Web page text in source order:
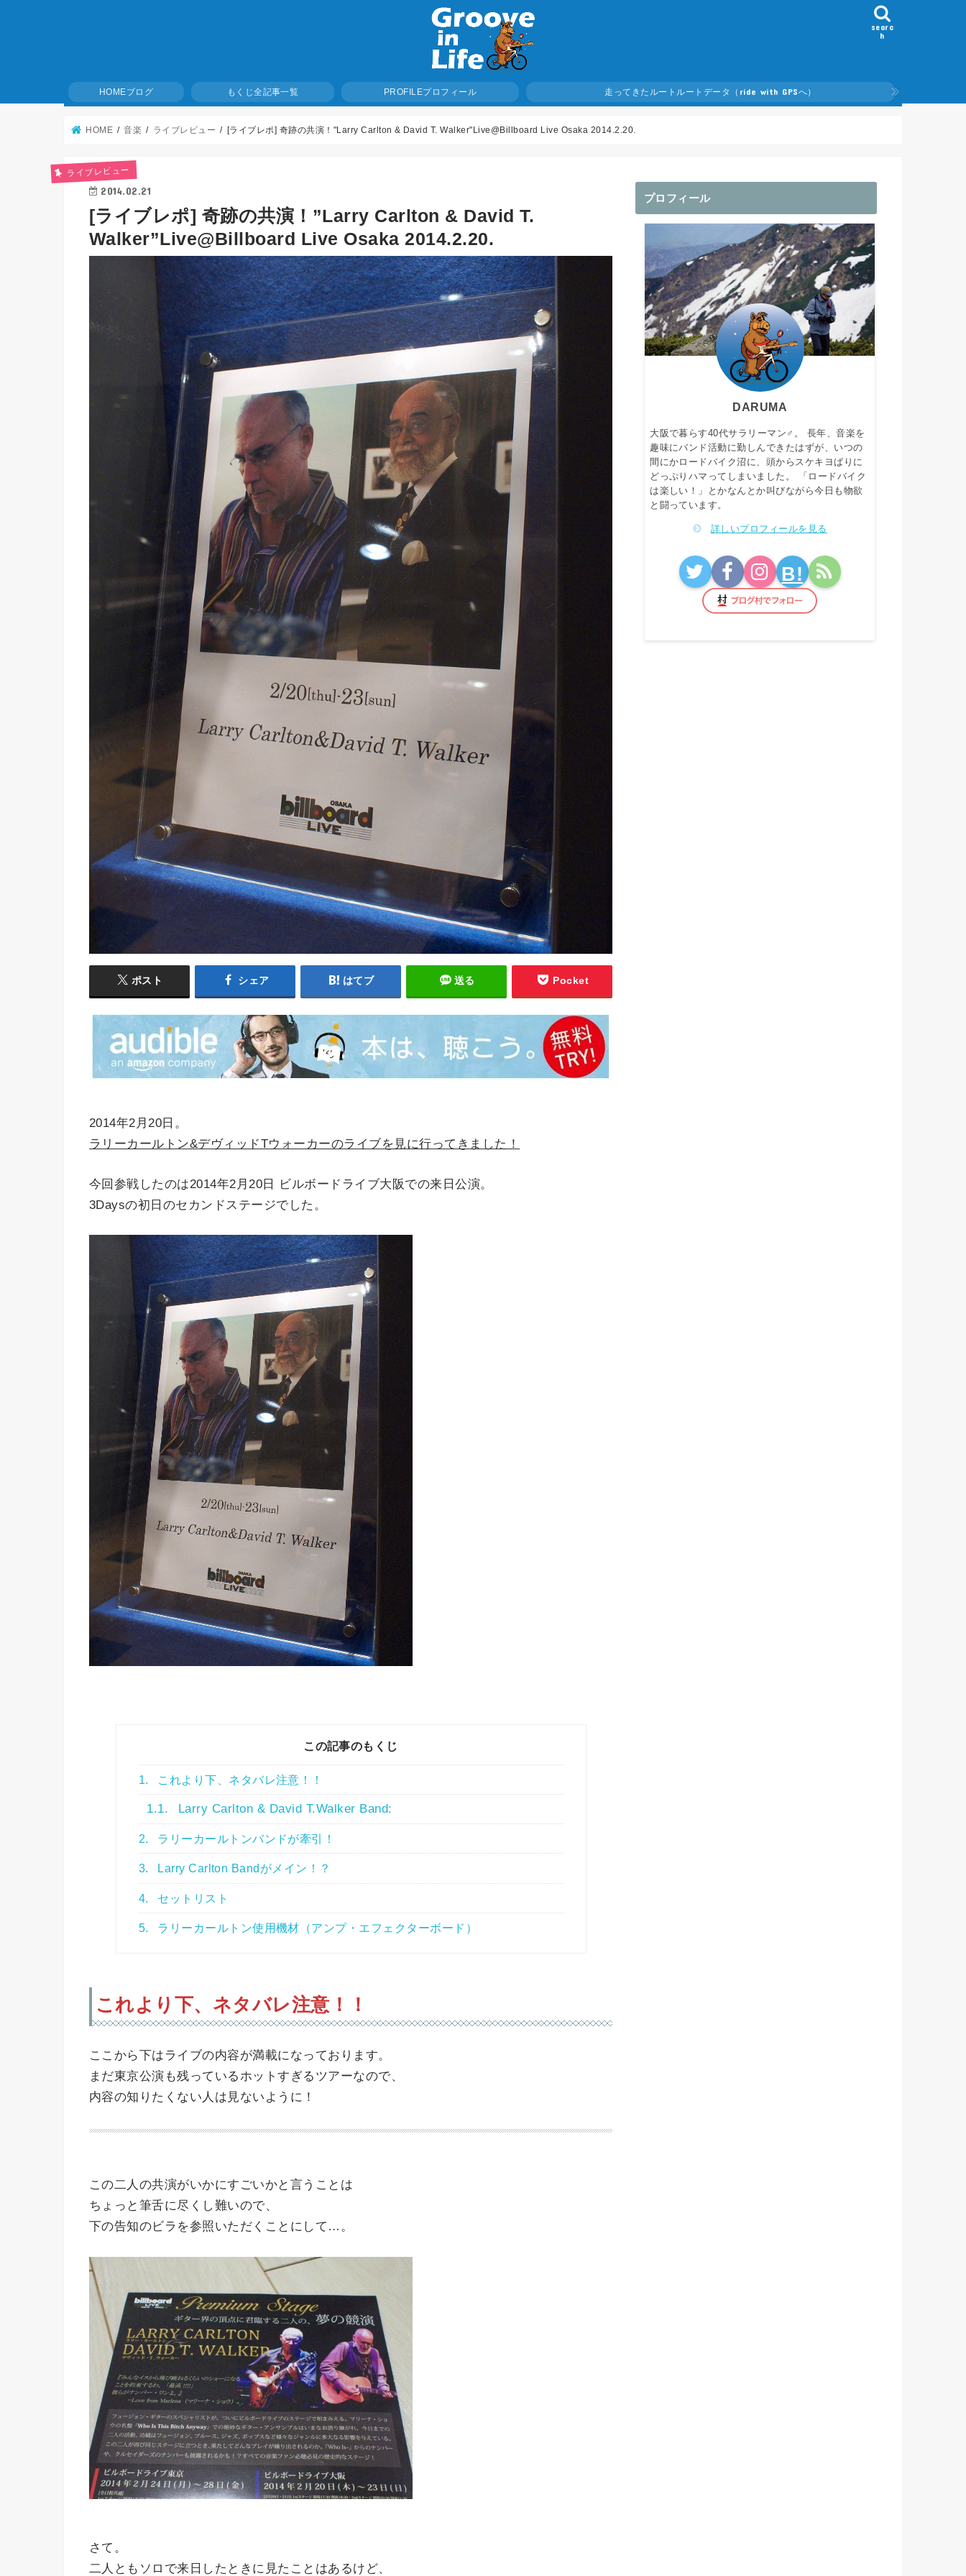
searc
h
HOMEブログ もくじ全記事一覧 PROFILEプロフィール 走ってきたルート ルートデータ（ride with GPSへ）
HOME 音楽 ライブレビュー [ライブレポ] 奇跡の共演！"Larry Carlton & David T. Walker"Live@Billboard Live Osaka 2014.2.20.
ライブレビュー
2014.02.21
[ライブレポ] 奇跡の共演！”Larry Carlton & David T.
Walker”Live@Billboard Live Osaka 2014.2.20.
ポスト シェア はてブ 送る Pocket
2014年2月20日。
ラリーカールトン&デヴィッドTウォーカーのライブを見に行ってきました！
今回参戦したのは2014年2月20日 ビルボードライブ大阪での来日公演。
3Daysの初日のセカンドステージでした。
この記事のもくじ
1. これより下、ネタバレ注意！！
1.1. Larry Carlton & David T.Walker Band:
2. ラリーカールトンバンドが牽引！
3. Larry Carlton Bandがメイン！？
4. セットリスト
5. ラリーカールトン使用機材（アンプ・エフェクターボード）
これより下、ネタバレ注意！！
ここから下はライブの内容が満載になっております。
まだ東京公演も残っているホットすぎるツアーなので、
内容の知りたくない人は見ないように！
この二人の共演がいかにすごいかと言うことは
ちょっと筆舌に尽くし難いので、
下の告知のビラを参照いただくことにして…。
さて。
二人ともソロで来日したときに見たことはあるけど、
プロフィール
DARUMA
大阪で暮らす40代サラリーマン♂。 長年、音楽を
趣味にバンド活動に勤しんできたはずが、いつの
間にかロードバイク沼に、頭からスケキヨばりに
どっぷりハマってしまいました。 「ロードバイク
は楽しい！」とかなんとか叫びながら今日も物欲
と闘っています。
詳しいプロフィールを見る
B!